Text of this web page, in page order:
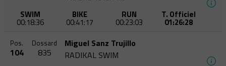
SWIM
00:18:36
BIKE
00:41:17
RUN
00:23:03
T. Officiel
01:26:28
Pos.
104
Dossard
835
Miguel Sanz Trujillo
RADIKAL SWIM